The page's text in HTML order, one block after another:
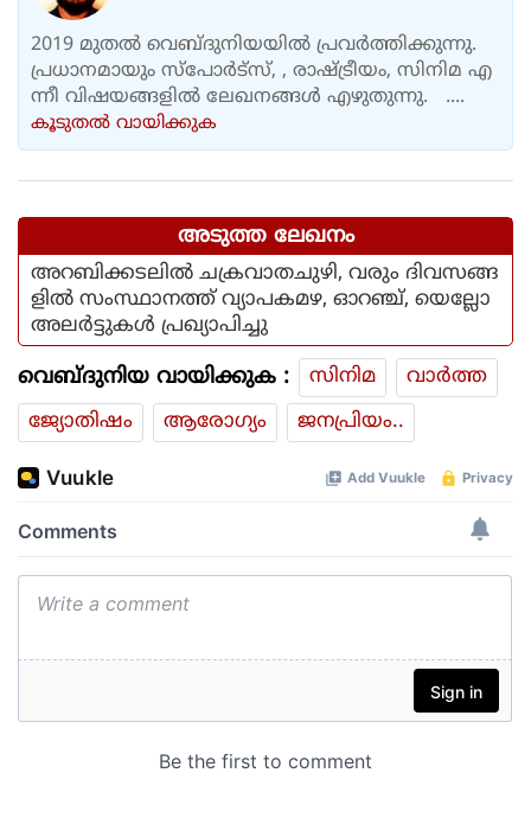
2019 മുതൽ വെബ്ദുനിയയിൽ പ്രവർത്തിക്കുന്നു.
പ്രധാനമായും സ്പോർട്സ്, , രാഷ്ട്രീയം, സിനിമ എ
ന്നീ വിഷയങ്ങളിൽ ലേഖനങ്ങൾ എഴുതുന്നു. ....
കൂടുതല്‍ വായിക്കുക
അടുത്ത ലേഖനം
അറബിക്കടലിൽ ചക്രവാതചുഴി, വരും ദിവസങ്ങ
ളിൽ സംസ്ഥാനത്ത് വ്യാപകമഴ, ഓറഞ്ച്, യെല്ലോ
അലർട്ടുകൾ പ്രഖ്യാപിച്ചു
വെബ്ദുനിയ വായിക്കുക : സിനിമ
വാര്‍ത്ത
ജ്യോതിഷം
ആരോഗ്യം ജനപ്രിയം..